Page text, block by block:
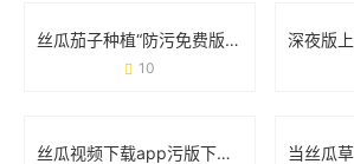
丝瓜茄子种植“防污免费版”技巧：手把手教你种出干净菜
10
丝瓜视频下载app污版下载app免费版：这些风险你真的知道吗？